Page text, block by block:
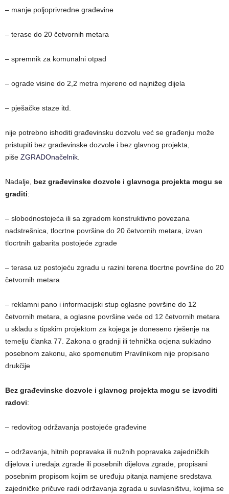
– manje poljoprivredne građevine
– terase do 20 četvornih metara
– spremnik za komunalni otpad
– ograde visine do 2,2 metra mjereno od najnižeg dijela
– pješačke staze itd.
nije potrebno ishoditi građevinsku dozvolu već se građenju može
pristupiti bez građevinske dozvole i bez glavnog projekta,
piše ZGRADOnačelnik.
Nadalje, bez građevinske dozvole i glavnoga projekta mogu se
graditi:
– slobodnostojeća ili sa zgradom konstruktivno povezana
nadstrešnica, tlocrtne površine do 20 četvornih metara, izvan
tlocrtnih gabarita postojeće zgrade
– terasa uz postojeću zgradu u razini terena tlocrtne površine do 20
četvornih metara
– reklamni pano i informacijski stup oglasne površine do 12
četvornih metara, a oglasne površine veće od 12 četvornih metara
u skladu s tipskim projektom za kojega je doneseno rješenje na
temelju članka 77. Zakona o gradnji ili tehnička ocjena sukladno
posebnom zakonu, ako spomenutim Pravilnikom nije propisano
drukčije
Bez građevinske dozvole i glavnog projekta mogu se izvoditi
radovi:
– redovitog održavanja postojeće građevine
– održavanja, hitnih popravaka ili nužnih popravaka zajedničkih
dijelova i uređaja zgrade ili posebnih dijelova zgrade, propisani
posebnim propisom kojim se uređuju pitanja namjene sredstava
zajedničke pričuve radi održavanja zgrada u suvlasništvu, kojima se